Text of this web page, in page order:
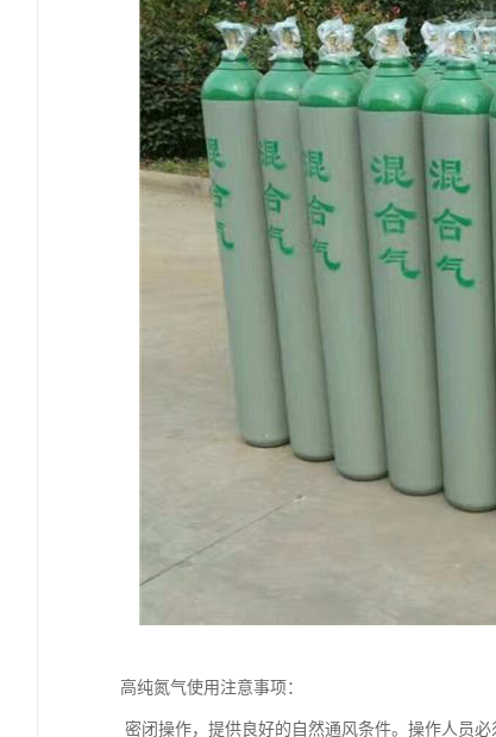
高纯氮气使用注意事项：
密闭操作，提供良好的自然通风条件。操作人员